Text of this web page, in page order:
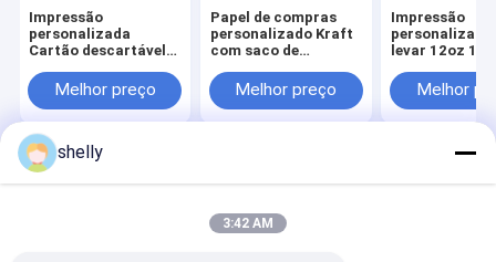
Impressão
personalizada
Cartão descartável
Copas para levar
Bebida Copo de papel
Melhor preço
Papel de compras
personalizado Kraft
com saco de
para aniversário
Melhor preço
Impressão
personalizada
levar 12oz
descartáveis
de suporte de
Melhor
Site
Conosco
Site
Mapa do Site
Privacy Policy
shelly
3:42 AM